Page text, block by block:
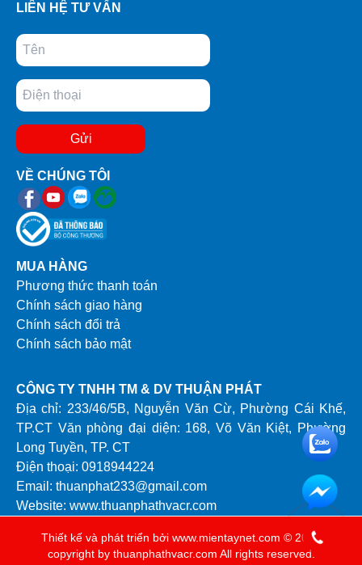
LIÊN HỆ TƯ VẤN
Gửi
VỀ CHÚNG TÔI
MUA HÀNG
Phương thức thanh toán
Chính sách giao hàng
Chính sách đổi trả
Chính sách bảo mật
CÔNG TY TNHH TM & DV THUẬN PHÁT
Địa chỉ: 233/46/5B, Nguyễn Văn Cừ, Phường Cái Khế,
TP.CT Văn phòng đại diện: 168, Võ Văn Kiệt, Phường
Long Tuyền, TP. CT
Điện thoại: 0918944224
Email: thuanphat233@gmail.com
Website: www.thuanphathvacr.com
Thiết kế và phát triển bởi www.mientaynet.com © 2024
copyright by thuanphathvacr.com All rights reserved.